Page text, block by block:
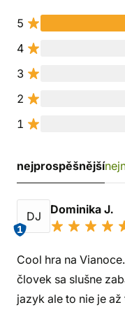
5
4
3
2
1
nejprospěšnější
DJ
1
Dominika J.
Cool hra na
človek sa slušne
jazyk ale to nie je